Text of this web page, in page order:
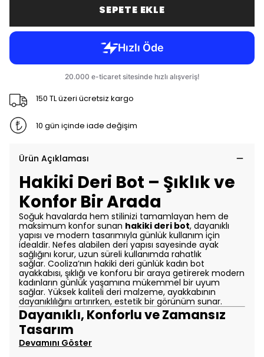
SEPETE EKLE
150 TL üzeri ücretsiz kargo
10 gün içinde iade değişim
Ürün Açıklaması
Hakiki Deri Bot – Şıklık ve
Konfor Bir Arada
Soğuk havalarda hem stilinizi tamamlayan hem de
maksimum konfor sunan hakiki deri bot, dayanıklı
yapısı ve modern tasarımıyla günlük kullanım için
idealdir. Nefes alabilen deri yapısı sayesinde ayak
sağlığını korur, uzun süreli kullanımda rahatlık
sağlar. Cooliza’nın hakiki deri günlük kadın bot
ayakkabısı, şıklığı ve konforu bir araya getirerek modern
kadınların günlük yaşamına mükemmel bir uyum
sağlar. Yüksek kaliteli deri malzeme, ayakkabının
dayanıklılığını artırırken, estetik bir görünüm sunar.
Dayanıklı, Konforlu ve Zamansız
Tasarım
Devamını Göster